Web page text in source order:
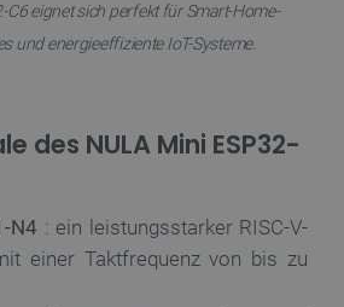
C6 eignet sich perfekt für Smart-Home-
und energieeffiziente IoT-Systeme.
des NULA Mini ESP32-
N4 : ein leistungsstarker RISC-V-
einer Taktfrequenz von bis zu